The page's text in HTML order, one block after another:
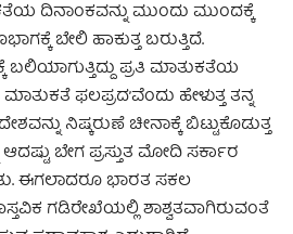
ದಿನಾಂಕವನ್ನು ಮುಂದು ಮುಂದಕ್ಕೆ
ಬೇಲಿ ಹಾಕುತ್ತ ಬರುತ್ತಿದೆ.
ಬಲಿಯಾಗುತ್ತಿದ್ದು ಪ್ರತಿ ಮಾತುಕತೆಯ
ಫಲಪ್ರದ’ವೆಂದು ಹೇಳುತ್ತ ತನ್ನ
ನಿಷ್ಕರುಣೆ ಚೀನಾಕ್ಕೆ ಬಿಟ್ಟುಕೊಡುತ್ತ
ಬೇಗ ಪ್ರಸ್ತುತ ಮೋದಿ ಸರ್ಕಾರ
ಈಗಲಾದರೂ ಭಾರತ ಸಕಲ
ಗಡಿರೇಖೆಯಲ್ಲಿ ಶಾಶ್ವತವಾಗಿರುವಂತೆ